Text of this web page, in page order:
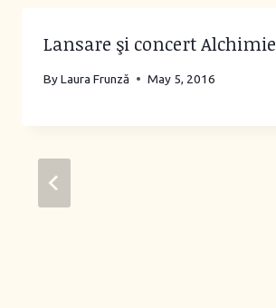
Lansare şi concert Alchimie
ByLaura Frunză May 5, 2016